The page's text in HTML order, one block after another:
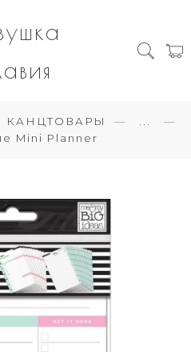
КАНЦТОВАРЫ
Mini Planner